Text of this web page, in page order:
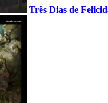
Três Dias de